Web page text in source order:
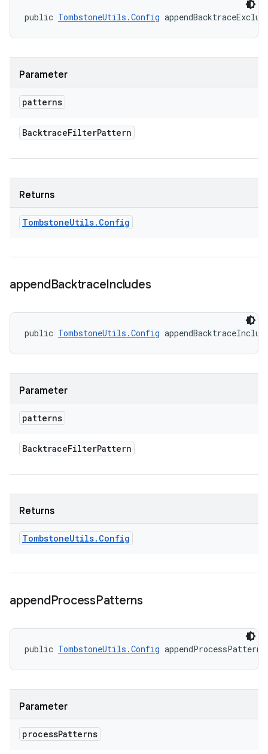
public TombstoneUtils.Config
Parameter
patterns
BacktraceFilterPattern
Returns
TombstoneUtils. Config
appendBacktraceIncludes
public TombstoneUtils.Config
Parameter
patterns
BacktraceFilterPattern
Returns
TombstoneUtils. Config
appendProcessPatterns
public TombstoneUtils.Config
Parameter
processPatterns